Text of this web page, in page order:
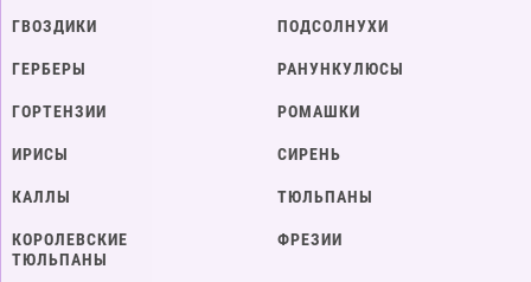
ГВОЗДИКИ
ГЕРБЕРЫ
ГОРТЕНЗИИ
ИРИСЫ
КАЛЛЫ
КОРОЛЕВСКИЕ
ТЮЛЬПАНЫ
ПОДСОЛНУХИ
РАНУНКУЛЮСЫ
РОМАШКИ
СИРЕНЬ
ТЮЛЬПАНЫ
ФРЕЗИИ